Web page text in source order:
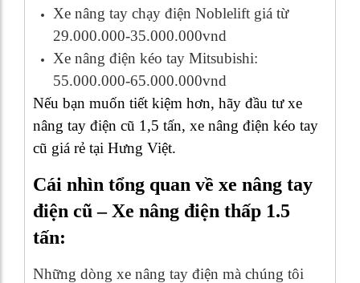
Xe nâng tay chạy điện Noblelift giá từ
29.000.000-35.000.000vnd
Xe nâng điện kéo tay Mitsubishi:
55.000.000-65.000.000vnd
Nếu bạn muốn tiết kiệm hơn, hãy đầu tư xe
nâng tay điện cũ 1,5 tấn, xe nâng điện kéo tay
cũ giá rẻ tại Hưng Việt.
Cái nhìn tổng quan về xe nâng tay
điện cũ – Xe nâng điện thấp 1.5
tấn:
Những dòng xe nâng tay điện mà chúng tôi